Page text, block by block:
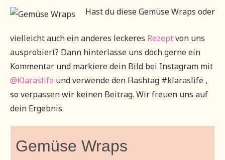
Hast du diese Gemüse Wraps oder
vielleicht auch ein anderes leckeres Rezeptvon uns
ausprobiert? Dann hinterlasse uns doch gerne ein
Kommentar und markiere dein Bild bei Instagram mit
@Klaraslife und verwende den Hashtag #klaraslife ,
so verpassen wir keinen Beitrag. Wir freuen uns auf
dein Ergebnis.
Gemüse Wraps